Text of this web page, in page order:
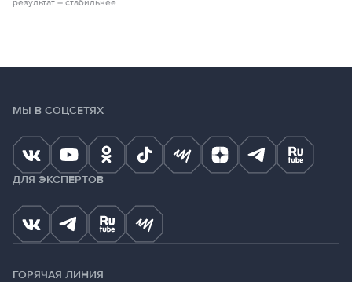
результат – стабильнее.
МЫ В СОЦСЕТЯХ
ДЛЯ ЭКСПЕРТОВ
ГОРЯЧАЯ ЛИНИЯ